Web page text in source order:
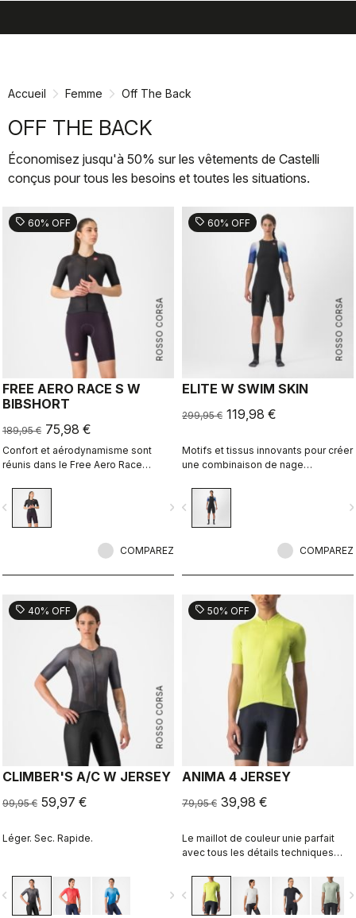
directement
navigation
directement
Accueil Femme Off The Back
OFF THE BACK
Économisez jusqu'à 50% sur les vêtements de Castelli
conçus pour tous les besoins et toutes les situations.
ROSSO CORSA
sell 60% OFF
FREE AERO RACE S W
BIBSHORT
189,95 € 75,98 €
Confort et aérodynamisme sont
réunis dans le Free Aero Race
confortable à ce jour.
navigate_next
COMPAREZ
ROSSO CORSA
sell 60% OFF
ELITE W SWIM SKIN
299,95 € 119,98 €
Motifs et tissus innovants pour créer
une combinaison de nage
confortable pour des performances
optimales lors des courses où les
combinaisons néoprène sont
navigate_before
COMPAREZ
ROSSO CORSA
sell 40% OFF
CLIMBER'S A/C W JERSEY
99,95 € 59,97 €
Léger. Sec. Rapide.
navigate_next
sell 50% OFF
ANIMA 4 JERSEY
79,95 € 39,98 €
Le maillot de couleur unie parfait
avec tous les détails techniques
chaque sortie.
navigate_before